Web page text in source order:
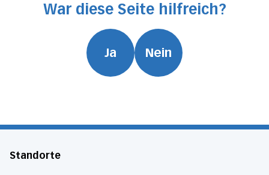
War diese Seite hilfreich?
Ja Nein
Standorte